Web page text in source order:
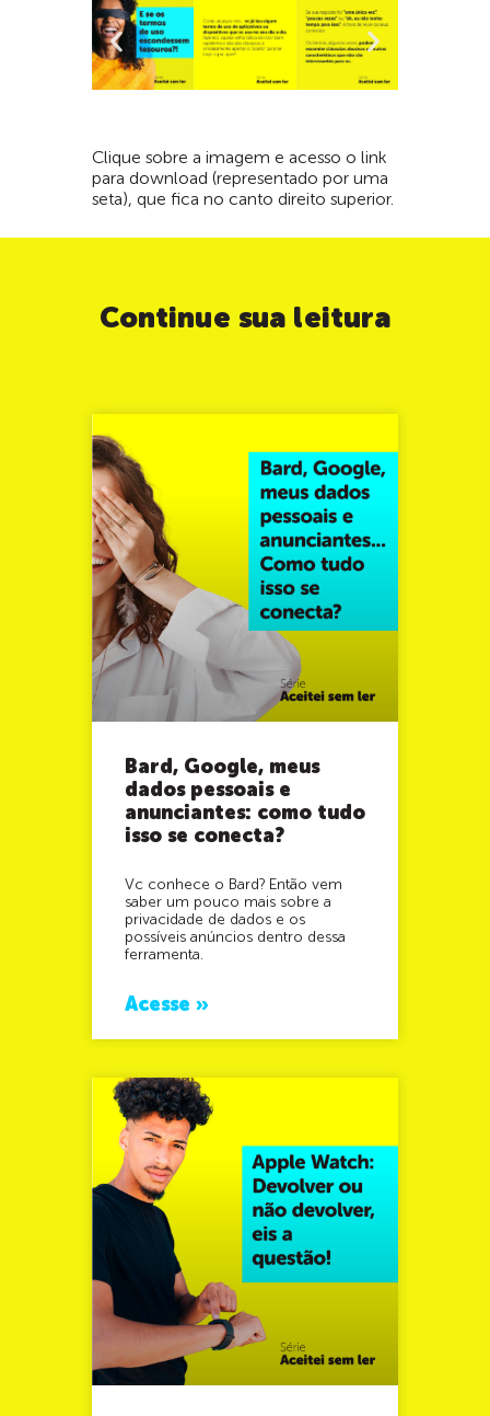
Clique sobre a imagem e acesso o link
para download (representado por uma
seta), que fica no canto direito superior.
Continue sua leitura
Bard, Google, meus
dados pessoais e
anunciantes: como tudo
isso se conecta?
Vc conhece o Bard? Então vem
saber um pouco mais sobre a
privacidade de dados e os
possíveis anúncios dentro dessa
ferramenta.
Acesse »